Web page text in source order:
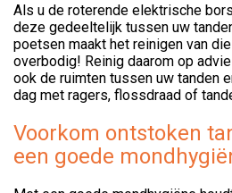
Als u de roterende elektrische
deze gedeeltelijk tussen uw
poetsen maakt het reinigen van
overbodig! Reinig daarom op
ook de ruimten tussen uw tanden
dag met ragers, flossdraad of
Voorkom ontstoken
een goede